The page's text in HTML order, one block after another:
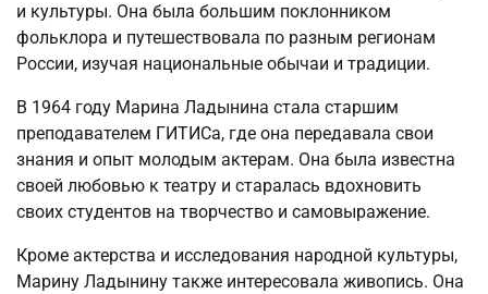
и культуры. Она была большим поклонником
фольклора и путешествовала по разным регионам
России, изучая национальные обычаи и традиции.
В 1964 году Марина Ладынина стала старшим
преподавателем ГИТИСа, где она передавала свои
знания и опыт молодым актерам. Она была известна
своей любовью к театру и старалась вдохновить
своих студентов на творчество и самовыражение.
Кроме актерства и исследования народной культуры,
Марину Ладынину также интересовала живопись. Она